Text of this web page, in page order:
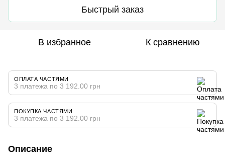
Быстрый заказ
В избранное К сравнению
ОПЛАТА ЧАСТЯМИ
3 платежа по 3 192.00 грн
ПОКУПКА ЧАСТЯМИ
3 платежа по 3 192.00 грн
Описание